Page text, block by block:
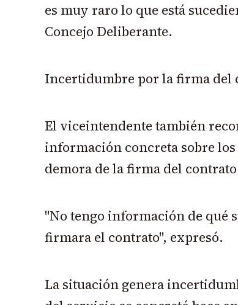
es muy raro lo que está
Concejo Deliberante.
Incertidumbre por la firma del
El viceintendente también
información concreta sobre
demora de la firma del
"No tengo información de qué
firmara el contrato", expresó.
La situación genera